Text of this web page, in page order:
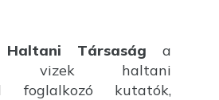
Haltani Társaság a
vizek haltani
foglalkozó kutatók,